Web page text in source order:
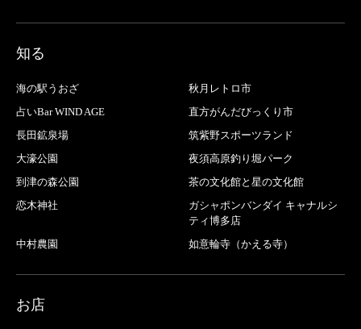
知る
海の駅うおざ
秋月レトロ市
占いBar WIND AGE
直方がんだびっくり市
長田鉱泉場
筑紫野スポーツランド
大濠公園
夜須高原釣り堀パーク
到津の森公園
茶の文化館と星の文化館
恋木神社
ガシャポンバンダイ キャナルシ
ティ博多店
中村農園
如意輪寺（かえる寺）
お店